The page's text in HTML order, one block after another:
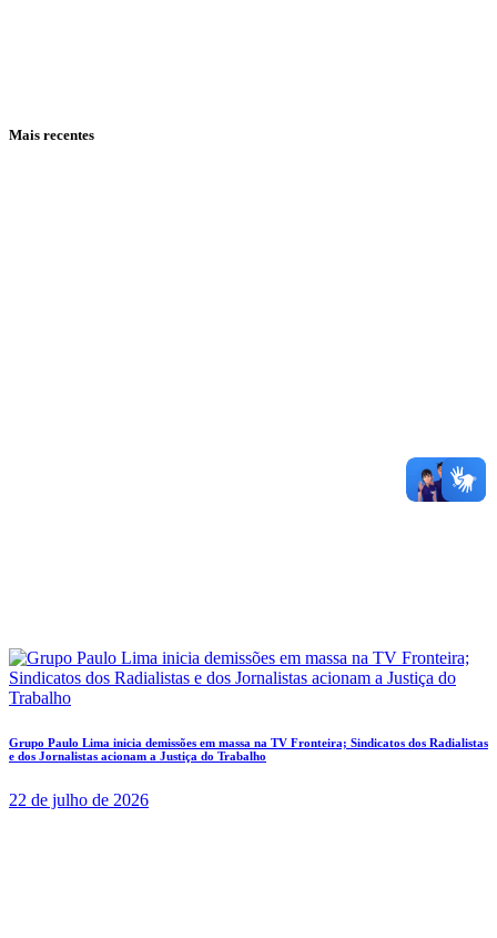
Mais recentes
Grupo Paulo Lima inicia demissões em massa na TV Fronteira; Sindicatos dos Radialistas
e dos Jornalistas acionam a Justiça do Trabalho
22 de julho de 2026